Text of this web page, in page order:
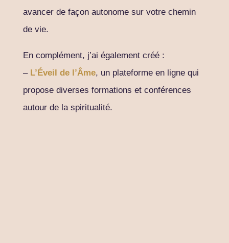
avancer de façon autonome sur votre chemin
de vie.
En complément, j’ai également créé :
– L’Éveil de l’Âme, un plateforme en ligne qui
propose diverses formations et conférences
autour de la spiritualité.